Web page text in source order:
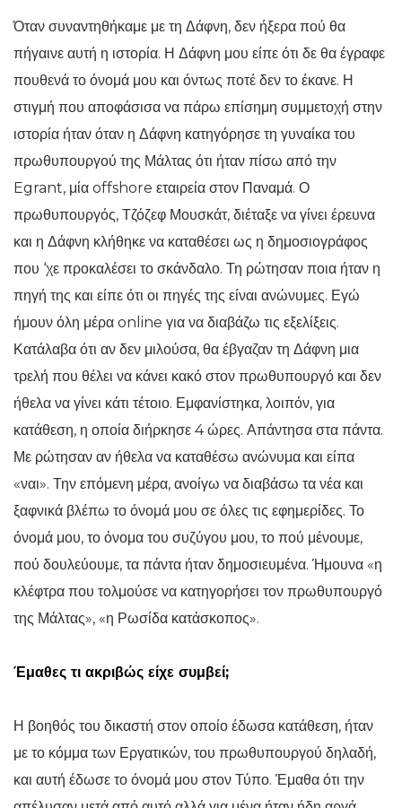
Όταν συναντηθήκαμε με τη Δάφνη, δεν ήξερα πού θα
πήγαινε αυτή η ιστορία. Η Δάφνη μου είπε ότι δε θα έγραφε
πουθενά το όνομά μου και όντως ποτέ δεν το έκανε. Η
στιγμή που αποφάσισα να πάρω επίσημη συμμετοχή στην
ιστορία ήταν όταν η Δάφνη κατηγόρησε τη γυναίκα του
πρωθυπουργού της Μάλτας ότι ήταν πίσω από την
Egrant, μία offshore εταιρεία στον Παναμά. Ο
πρωθυπουργός, Τζόζεφ Μουσκάτ, διέταξε να γίνει έρευνα
και η Δάφνη κλήθηκε να καταθέσει ως η δημοσιογράφος
που ‘χε προκαλέσει το σκάνδαλο. Τη ρώτησαν ποια ήταν η
πηγή της και είπε ότι οι πηγές της είναι ανώνυμες. Εγώ
ήμουν όλη μέρα online για να διαβάζω τις εξελίξεις.
Κατάλαβα ότι αν δεν μιλούσα, θα έβγαζαν τη Δάφνη μια
τρελή που θέλει να κάνει κακό στον πρωθυπουργό και δεν
ήθελα να γίνει κάτι τέτοιο. Εμφανίστηκα, λοιπόν, για
κατάθεση, η οποία διήρκησε 4 ώρες. Απάντησα στα πάντα.
Με ρώτησαν αν ήθελα να καταθέσω ανώνυμα και είπα
«ναι». Την επόμενη μέρα, ανοίγω να διαβάσω τα νέα και
ξαφνικά βλέπω το όνομά μου σε όλες τις εφημερίδες. Το
όνομά μου, το όνομα του συζύγου μου, το πού μένουμε,
πού δουλεύουμε, τα πάντα ήταν δημοσιευμένα. Ήμουνα «η
κλέφτρα που τολμούσε να κατηγορήσει τον πρωθυπουργό
της Μάλτας», «η Ρωσίδα κατάσκοπος».
Έμαθες τι ακριβώς είχε συμβεί;
Η βοηθός του δικαστή στον οποίο έδωσα κατάθεση, ήταν
με το κόμμα των Εργατικών, του πρωθυπουργού δηλαδή,
και αυτή έδωσε το όνομά μου στον Τύπο. Έμαθα ότι την